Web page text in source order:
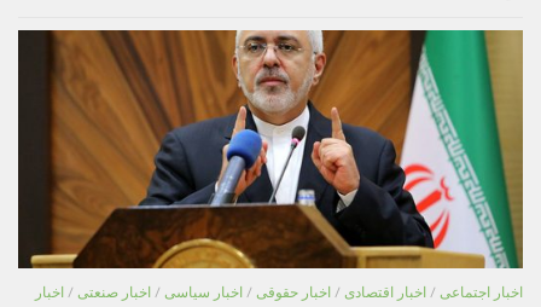
اخبار اجتماعی / اخبار اقتصادی / اخبار حقوقی / اخبار سیاسی / اخبار صنعتی / اخبار